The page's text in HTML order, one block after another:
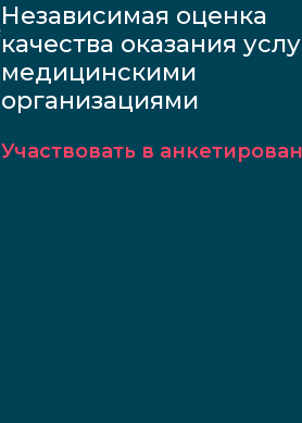
Независимая оценка
качества оказания
медицинскими
организациями
Участвовать в